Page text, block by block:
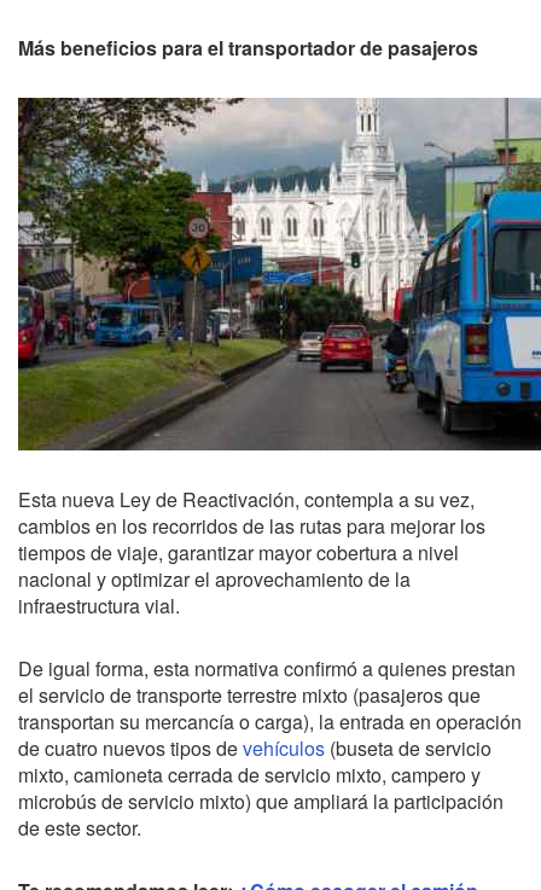
Más beneficios para el transportador de pasajeros
Esta nueva Ley de Reactivación, contempla a su vez,
cambios en los recorridos de las rutas para mejorar los
tiempos de viaje, garantizar mayor cobertura a nivel
nacional y optimizar el aprovechamiento de la
infraestructura vial.
De igual forma, esta normativa confirmó a quienes prestan
el servicio de transporte terrestre mixto (pasajeros que
transportan su mercancía o carga), la entrada en operación
de cuatro nuevos tipos devehículos (buseta de servicio
mixto, camioneta cerrada de servicio mixto, campero y
microbús de servicio mixto) que ampliará la participación
de este sector.